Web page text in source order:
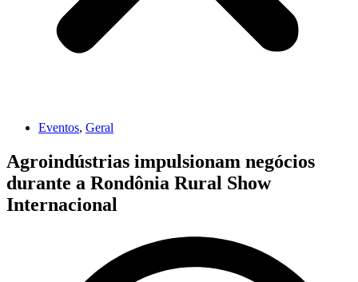
Eventos, Geral
Agroindústrias impulsionam negócios
durante a Rondônia Rural Show
Internacional